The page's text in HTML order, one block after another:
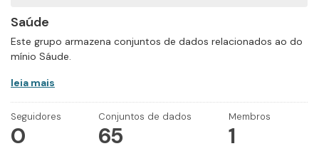
Saúde
Este grupo armazena conjuntos de dados relacionados ao do
mínio Sáude.
leia mais
Seguidores
0
Conjuntos de dados
65
Membros
1